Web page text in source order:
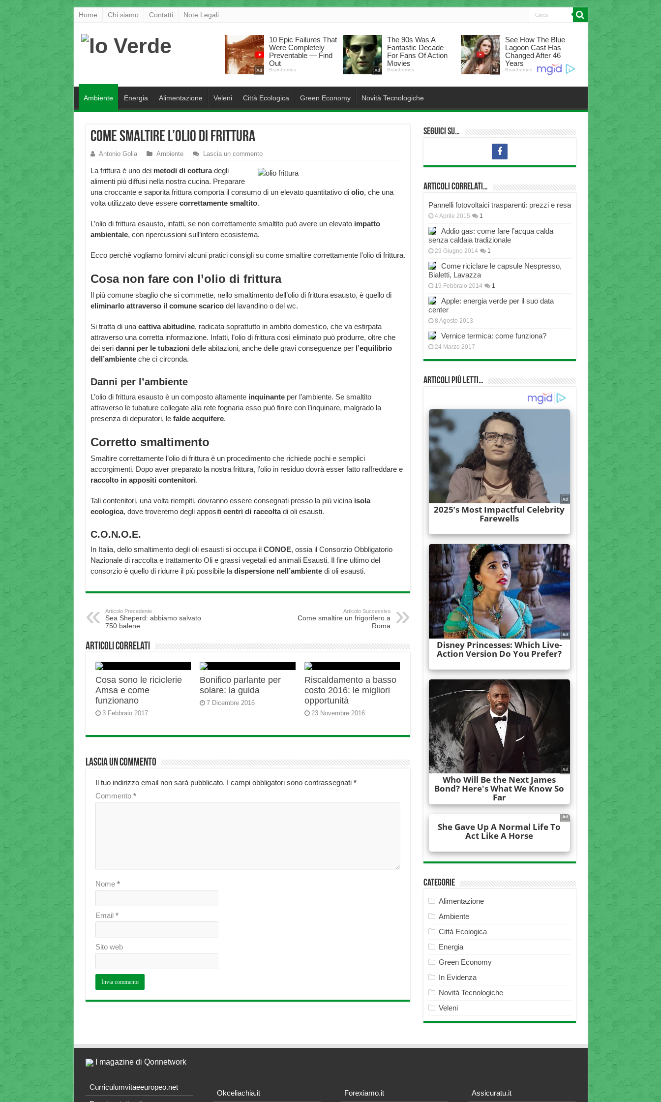
Home Chi siamo Contatti Note Legali
Ambiente Energia Alimentazione Veleni Città Ecologica Green Economy Novità Tecnologiche
Come smaltire l’olio di frittura
Antonio Golia Ambiente Lascia un commento
La frittura è uno deimetodi di cotturadegli
alimenti più diffusi nella nostra cucina. Preparare
una croccante e saporita frittura comporta il consumo di un elevato quantitativo di olio, che una
volta utilizzato deve essere correttamente smaltito.
L’olio di frittura esausto, infatti, se non correttamente smaltito può avere un elevatoimpatto
ambientale, con ripercussioni sull’intero ecosistema.
Ecco perchè vogliamo fornirvi alcuni pratici consigli su come smaltire correttamente l’olio di frittura.
Cosa non fare con l’olio di frittura
Il più comune sbaglio che si commette, nello smaltimento dell’olio di frittura esausto, è quello di
eliminarlo attraverso il comune scaricodel lavandino o del wc.
Si tratta di una cattiva abitudine, radicata soprattutto in ambito domestico, che va estirpata
attraverso una corretta informazione. Infatti, l’olio di frittura così eliminato può produrre, oltre che
dei seri danni per le tubazioni delle abitazioni, anche delle gravi conseguenze per l’equilibrio
dell’ambienteche ci circonda.
Danni per l’ambiente
L’olio di frittura esausto è un composto altamenteinquinanteper l’ambiente. Se smaltito
attraverso le tubature collegate alla rete fognaria esso può finire con l’inquinare, malgrado la
presenza di depuratori, lefalde acquifere.
Corretto smaltimento
Smaltire correttamente l’olio di frittura è un procedimento che richiede pochi e semplici
accorgimenti. Dopo aver preparato la nostra frittura, l’olio in residuo dovrà esser fatto raffreddare e
raccolto in appositi contenitori.
Tali contenitori, una volta riempiti, dovranno essere consegnati presso la più vicina isola
ecologica, dove troveremo degli appositicentri di raccoltadi oli esausti.
C.O.N.O.E.
In Italia, dello smaltimento degli oli esausti si occupa ilCONOE, ossia il Consorzio Obbligatorio
Nazionale di raccolta e trattamento Oli e grassi vegetali ed animali Esausti. Il fine ultimo del
consorzio è quello di ridurre il più possibile la dispersione nell’ambientedi oli esausti.
Articolo Precedente
Sea Sheperd: abbiamo salvato
750 balene
Articolo Successivo
Come smaltire un frigorifero a
Roma
Articoli correlati
Cosa sono le riciclerie
Amsa e come
funzionano
3 Febbraio 2017
Bonifico parlante per
solare: la guida
7 Dicembre 2016
Riscaldamento a basso
costo 2016: le migliori
opportunità
23 Novembre 2016
Lascia un commento
Il tuo indirizzo email non sarà pubblicato. I campi obbligatori sono contrassegnati *
Commento *
Nome *
Email *
Sito web
Seguici su…
Articoli correlati…
Pannelli fotovoltaici trasparenti: prezzi e resa
4 Aprile 2015 1
Addio gas: come fare l’acqua calda
senza caldaia tradizionale
29 Giugno 2014 1
Come riciclare le capsule Nespresso,
Bialetti, Lavazza
19 Febbraio 2014 1
Apple: energia verde per il suo data
center
8 Agosto 2013
Vernice termica: come funziona?
24 Marzo 2017
Articoli più Letti…
Categorie
Alimentazione
Ambiente
Città Ecologica
Energia
Green Economy
In Evidenza
Novità Tecnologiche
Veleni
I magazine di Qonnetwork
Curriculumvitaeeuropeo.net
Okceliachia.it Forexiamo.it Assicuratu.it